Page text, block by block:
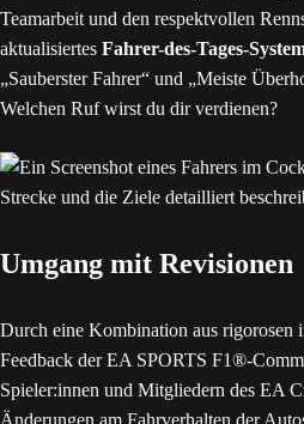
Teamarbeit und den respektvollen
aktualisiertes Fahrer-des-Tages-
„Sauberster Fahrer“ und „Meiste
Welchen Ruf wirst du dir verdienen?
Umgang mit Revisionen
Durch eine Kombination aus rigorosen
Feedback der EA SPORTS F1®-
Spieler:innen und Mitgliedern des EA
Änderungen am Fahrverhalten der